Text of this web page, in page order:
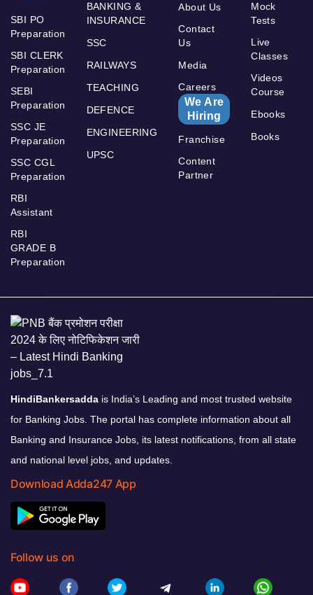
SBI PO
Preparation
SBI CLERK
Preparation
SEBI
Preparation
SSC JE
Preparation
SSC CGL
Preparation
RBI
Assistant
RBI
GRADE B
Preparation
BANKING &
INSURANCE
SSC
RAILWAYS
TEACHING
DEFENCE
ENGINEERING
UPSC
About Us
Contact
Us
Media
Careers
We Are
Hiring
Franchise
Content
Partner
Mock
Tests
Live
Classes
Videos
Course
Ebooks
Books
HindiBankersadda is India’s Leading and most trusted website
for Banking Jobs. The portal has complete information about all
Banking and Insurance Jobs, its latest notifications, from all state
and national level jobs, and updates.
Download Adda247 App
Follow us on